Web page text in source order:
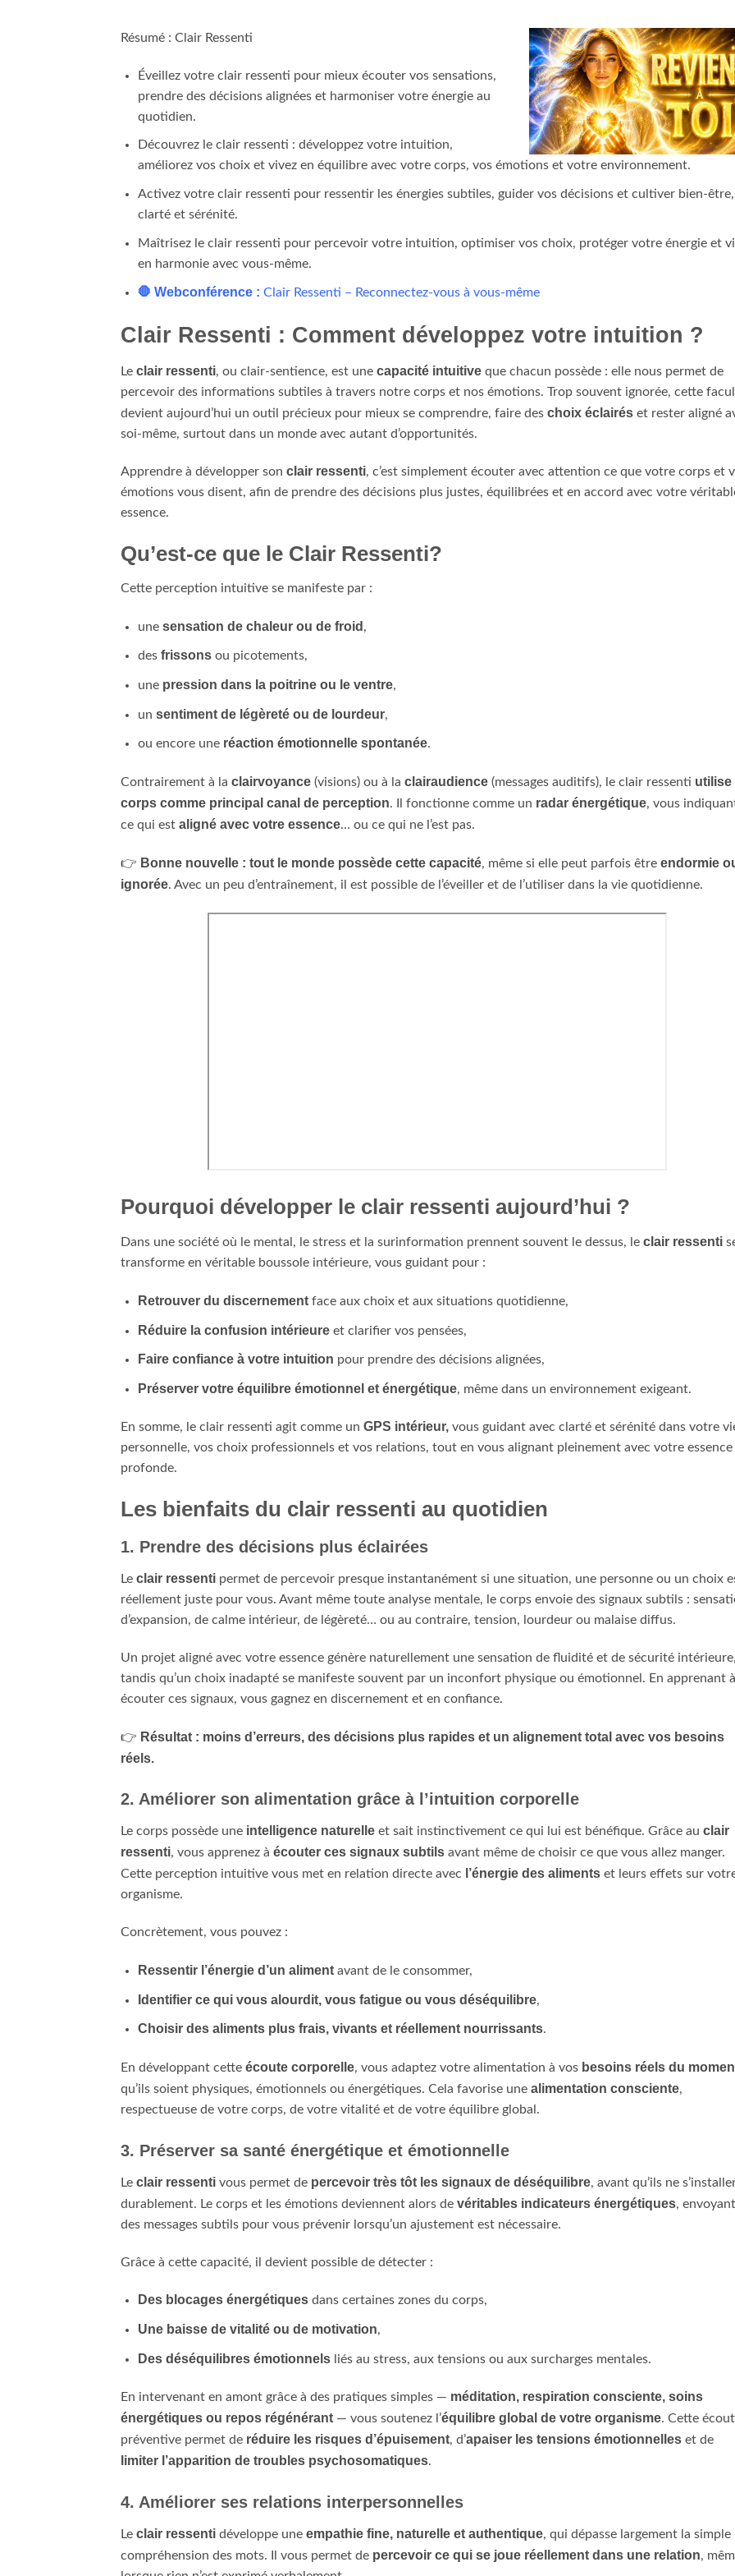
Résumé : Clair Ressenti
Éveillez votre clair ressenti pour mieux écouter vos sensations,
prendre des décisions alignées et harmoniser votre énergie au
quotidien.
Découvrez le clair ressenti : développez votre intuition,
améliorez vos choix et vivez en équilibre avec votre corps, vos émotions et votre environnement.
Activez votre clair ressenti pour ressentir les énergies subtiles, guider vos décisions et cultiver bien-être,
clarté et sérénité.
Maîtrisez le clair ressenti pour percevoir votre intuition, optimiser vos choix, protéger votre énergie et
en harmonie avec vous-même.
🛑 Webconférence: Clair Ressenti – Reconnectez-vous à vous-même
Clair Ressenti : Comment développez votre intuition ?
Le clair ressenti, ou clair-sentience, est une capacité intuitive que chacun possède : elle nous permet de
percevoir des informations subtiles à travers notre corps et nos émotions. Trop souvent ignorée, cette
devient aujourd’hui un outil précieux pour mieux se comprendre, faire des choix éclairés et rester aligné
soi-même, surtout dans un monde avec autant d’opportunités.
Apprendre à développer son clair ressenti, c’est simplement écouter avec attention ce que votre corps et
émotions vous disent, afin de prendre des décisions plus justes, équilibrées et en accord avec votre
essence.
Qu’est-ce que le Clair Ressenti?
Cette perception intuitive se manifeste par :
une sensation de chaleur ou de froid ,
des frissonsou picotements,
une pression dans la poitrine ou le ventre,
un sentiment de légèreté ou de lourdeur,
ou encore une réaction émotionnelle spontanée.
Contrairement à la clairvoyance (visions) ou à la clairaudience (messages auditifs), le clair ressenti utilise
corps comme principal canal de perception. Il fonctionne comme un radar énergétique, vous
ce qui est aligné avec votre essence… ou ce qui ne l’est pas.
👉 Bonne nouvelle : tout le monde possède cette capacité, même si elle peut parfois être endormie
ignorée. Avec un peu d’entraînement, il est possible de l’éveiller et de l’utiliser dans la vie quotidienne.
Pourquoi développer le clair ressenti aujourd’hui ?
Dans une société où le mental, le stress et la surinformation prennent souvent le dessus, le clair ressenti
transforme en véritable boussole intérieure, vous guidant pour :
Retrouver du discernementface aux choix et aux situations quotidienne,
Réduire la confusion intérieureet clarifier vos pensées,
Faire confiance à votre intuition pour prendre des décisions alignées,
Préserver votre équilibre émotionnel et énergétique, même dans un environnement exigeant.
En somme, le clair ressenti agit comme un GPS intérieur, vous guidant avec clarté et sérénité dans votre
personnelle, vos choix professionnels et vos relations, tout en vous alignant pleinement avec votre essence
profonde.
Les bienfaits du clair ressenti au quotidien
1. Prendre des décisions plus éclairées
Le clair ressenti permet de percevoir presque instantanément si une situation, une personne ou un choix
réellement juste pour vous. Avant même toute analyse mentale, le corps envoie des signaux subtils :
d’expansion, de calme intérieur, de légèreté… ou au contraire, tension, lourdeur ou malaise diffus.
Un projet aligné avec votre essence génère naturellement une sensation de fluidité et de sécurité
tandis qu’un choix inadapté se manifeste souvent par un inconfort physique ou émotionnel. En apprenant à
écouter ces signaux, vous gagnez en discernement et en confiance.
👉 Résultat : moins d’erreurs, des décisions plus rapides et un alignement total avec vos besoins
réels.
2. Améliorer son alimentation grâce à l’intuition corporelle
Le corps possède une intelligence naturelle et sait instinctivement ce qui lui est bénéfique. Grâce au clair
ressenti, vous apprenez à écouter ces signaux subtils avant même de choisir ce que vous allez manger.
Cette perception intuitive vous met en relation directe avec
l’énergie des aliments et leurs effets sur
organisme.
Concrètement, vous pouvez :
Ressentir l’énergie d’un alimentavant de le consommer,
Identifier ce qui vous alourdit, vous fatigue ou vous déséquilibre,
Choisir des aliments plus frais, vivants et réellement nourrissants.
En développant cette écoute corporelle, vous adaptez votre alimentation à vos besoins réels du
qu’ils soient physiques, émotionnels ou énergétiques. Cela favorise une alimentation consciente,
respectueuse de votre corps, de votre vitalité et de votre équilibre global.
3. Préserver sa santé énergétique et émotionnelle
Le clair ressenti vous permet de percevoir très tôt les signaux de déséquilibre, avant qu’ils ne
durablement. Le corps et les émotions deviennent alors de véritables indicateurs énergétiques, envoyant
des messages subtils pour vous prévenir lorsqu’un ajustement est nécessaire.
Grâce à cette capacité, il devient possible de détecter :
Des blocages énergétiquesdans certaines zones du corps,
Une baisse de vitalité ou de motivation,
Des déséquilibres émotionnelsliés au stress, aux tensions ou aux surcharges mentales.
En intervenant en amont grâce à des pratiques simples — méditation, respiration consciente, soins
énergétiques ou repos régénérant — vous soutenez l’équilibre global de votre organisme. Cette
préventive permet de réduire les risques d’épuisement, d’apaiser les tensions émotionnelles et de
limiter l’apparition de troubles psychosomatiques.
4. Améliorer ses relations interpersonnelles
Le clair ressenti développe une empathie fine, naturelle et authentique, qui dépasse largement la simple
compréhension des mots. Il vous permet de percevoir ce qui se joue réellement dans une relation,